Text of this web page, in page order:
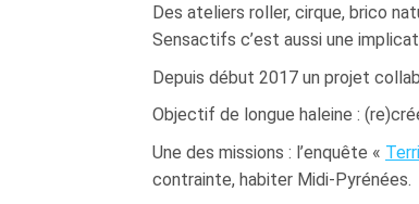
Des ateliers roller, cirque, brico
Sensactifs c’est aussi une
Depuis début 2017 un projet
Objectif de longue haleine :
Une des missions : l’enquête «
contrainte, habiter Midi-Pyrénées.